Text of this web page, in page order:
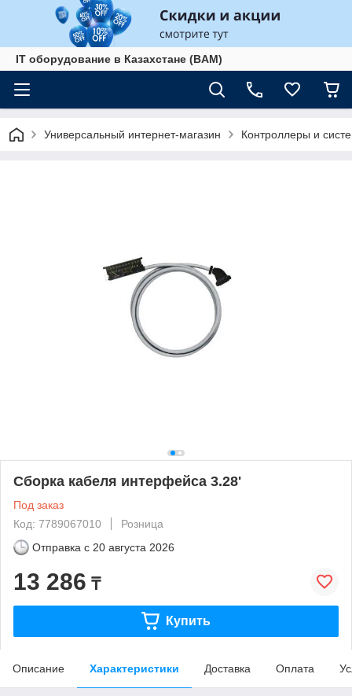
IT оборудование в Казахстане (BAM)
Универсальный интернет-магазин Контроллеры и
Сборка кабеля интерфейса 3.28'
Под заказ
Код: 7789067010
Розница
Отправка с 20 августа 2026
13 286 ₸
Купить
Описание Характеристики Доставка Оплата